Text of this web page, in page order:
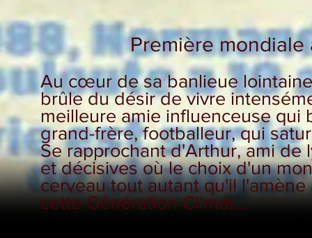
Première mondiale
Au cœur de sa banlieue
brûle du désir de vivre
meilleure amie influenceuse qui
grand-frère, footballeur, qui
Se rapprochant d'Arthur, ami de
et décisives où le choix d'un
cerveau tout autant qu'il
cette Génération Climat…